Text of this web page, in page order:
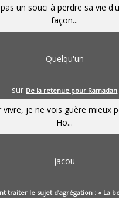
pas un souci à perdre sa vie
façon...
Quelqu'un
sur De la retenue pour Ramadan
vivre, je ne vois guère mieux
Ho...
jacou
traiter le sujet d’agrégation : « La